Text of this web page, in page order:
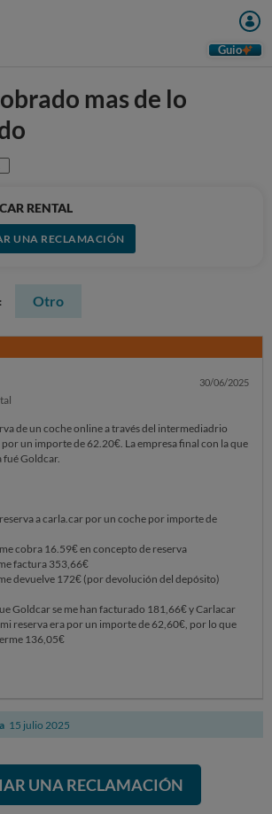
Guio
mas de lo
RENTAL
UNA RECLAMACIÓN
Otro
30/06/2025
de un coche online a través del intermediadrio
un importe de 62.20€. La empresa final con la que
fué Goldcar.
a carla.car por un coche por importe de
cobra 16.59€ en concepto de reserva
factura 353,66€
devuelve 172€ (por devolución del depósito)
Goldcar se me han facturado 181,66€ y Carlacar
reserva era por un importe de 62,60€, por lo que
136,05€
15 julio 2025
UNA RECLAMACIÓN